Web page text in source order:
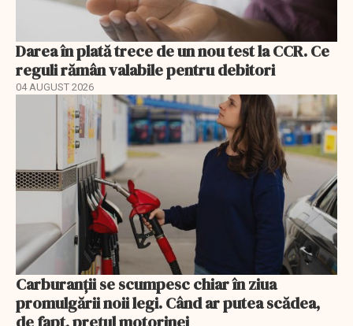
Darea în plată trece de un nou test la CCR. Ce
reguli rămân valabile pentru debitori
04 AUGUST 2026
Carburanții se scumpesc chiar în ziua
promulgării noii legi. Când ar putea scădea,